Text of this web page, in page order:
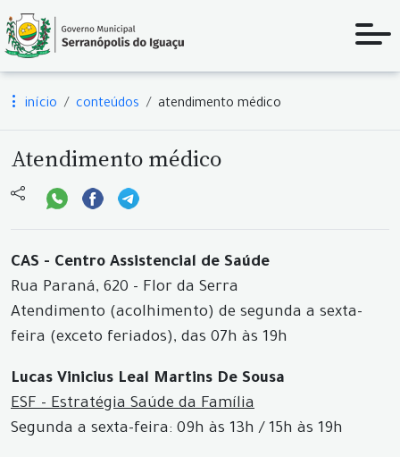
início conteúdos atendimento médico
Atendimento médico
CAS - Centro Assistencial de Saúde
Rua Paraná, 620 - Flor da Serra
Atendimento (acolhimento) de segunda a sexta-
feira (exceto feriados), das 07h às 19h
Lucas Vinicius Leal Martins De Sousa
ESF - Estratégia Saúde da Família
Segunda a sexta-feira: 09h às 13h / 15h às 19h